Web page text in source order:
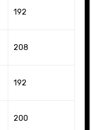
192
208
192
200